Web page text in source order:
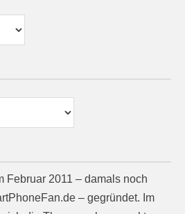
Februar 2011 – damals noch
– gegründet. Im